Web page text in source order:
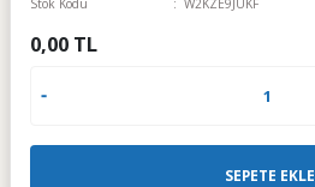
Stok Kodu
W2KZE9JUKF
0,00 TL
SEPETE EKLE